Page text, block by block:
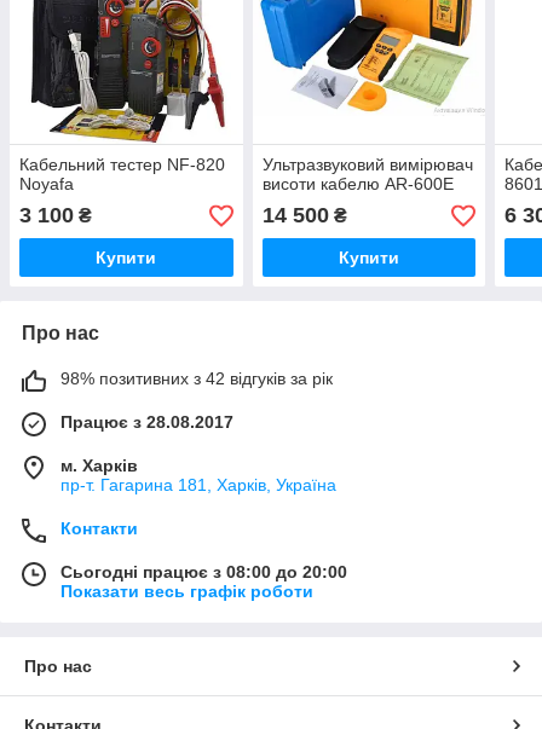
Кабельний тестер NF-820
Noyafa
3 100 ₴
Купити
Ультразвуковий вимірювач
висоти кабелю AR-600E
14 500₴
Купити
6
Про нас
98% позитивних з 42 відгуків за рік
Працює з 28.08.2017
м. Харків
пр-т. Гагарина 181, Харків, Україна
Контакти
Сьогодні працює з 08:00 до 20:00
Показати весь графік роботи
Про нас